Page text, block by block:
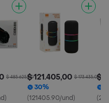
$ 485.625,00$ 121.405,00 $ 173.435,00
30%
(121405.90/und)
$